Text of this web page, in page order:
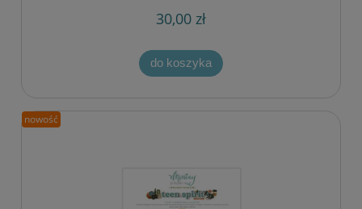
30,00 zł
do koszyka
nowość